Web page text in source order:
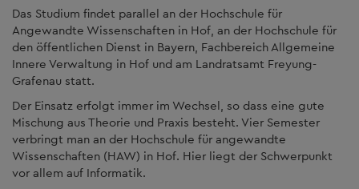
Das Studium findet parallel an der Hochschule für
Angewandte Wissenschaften in Hof, an der Hochschule für
den öffentlichen Dienst in Bayern, Fachbereich Allgemeine
Innere Verwaltung in Hof und am Landratsamt Freyung-
Grafenau statt.
Der Einsatz erfolgt immer im Wechsel, so dass eine gute
Mischung aus Theorie und Praxis besteht. Vier Semester
verbringt man an der Hochschule für angewandte
Wissenschaften (HAW) in Hof. Hier liegt der Schwerpunkt
vor allem auf Informatik.